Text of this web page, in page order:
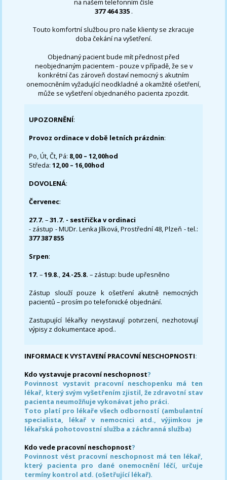
na našem telefonním čísle
377 464 335 .
Touto komfortní službou pro naše klienty se zkracuje
doba čekání na vyšetření.
Objednaný pacient bude mít přednost před
neobjednaným pacientem - pouze v případě, že se v
konkrétní čas zároveň dostaví nemocný s akutním
onemocněním vyžadující neodkladné a okamžité ošetření,
může se vyšetření objednaného pacienta zpozdit.
UPOZORNĚNÍ:
Provoz ordinace v době letních prázdnin:
Po, Út, Čt, Pá: 8,00 – 12,00hod
Středa:12,00 – 16,00hod
DOVOLENÁ:
Červenec:
27.7.–31.7. - sestřička v ordinaci
- zástup - MUDr. Lenka Jílková, Prostřední 48, Plzeň - tel.:
377 387 855
Srpen:
17. –19.8., 24.-25.8. – zástup: bude upřesněno
Zástup slouží pouze k ošetření akutně nemocných
pacientů – prosím po telefonické objednání.
Zastupující lékařky nevystavují potvrzení, nezhotovují
výpisy z dokumentace apod..
INFORMACE K VYSTAVENÍ PRACOVNÍ NESCHOPNOSTI:
Kdo vystavuje pracovní neschopnost?
Povinnost vystavit pracovní neschopenku má ten
lékař, který svým vyšetřením zjistil, že zdravotní stav
pacienta neumožňuje vykonávat jeho práci.
Toto platí pro lékaře všech odborností (ambulantní
specialista, lékař v nemocnici atd., výjimkou je
lékařská pohotovostní služba a záchranná služba)
Kdo vede pracovní neschopnost?
Povinnost vést pracovní neschopnost má ten lékař,
který pacienta pro dané onemocnění léčí, určuje
termíny kontrol atd. (ošetřující lékař).